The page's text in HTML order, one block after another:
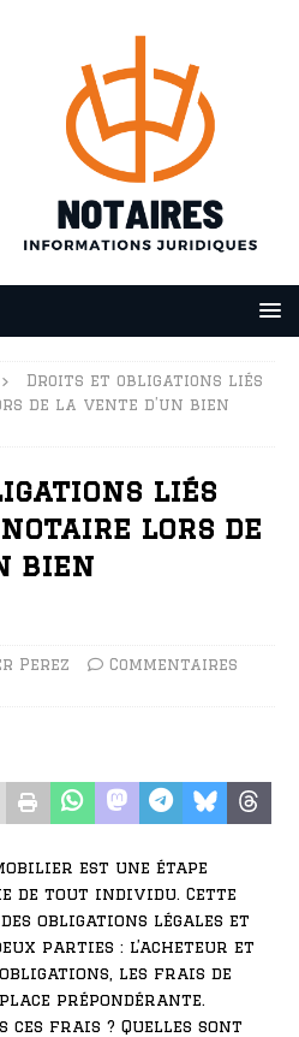
Droits et obligations liés
de la vente d’un bien
liés
lors de
bien
Perez
Commentaires
est une étape
de tout individu. Cette
obligations légales et
parties : l’acheteur et
les frais de
prépondérante.
ces frais ? Quelles sont